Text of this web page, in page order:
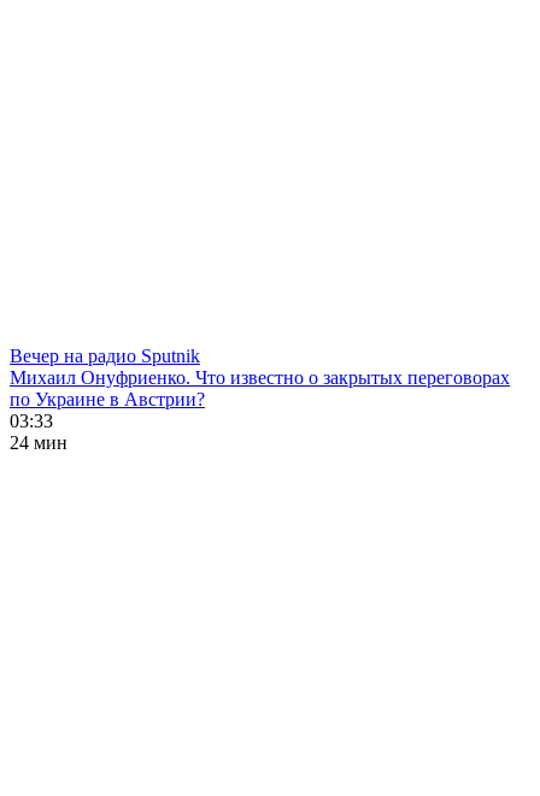
Вечер на радио Sputnik
Михаил Онуфриенко. Что известно о закрытых переговорах
по Украине в Австрии?
03:33
24 мин